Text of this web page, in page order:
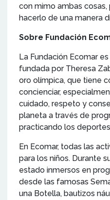
con mimo ambas cosas,
hacerlo de una manera
Sobre Fundación
La Fundación Ecomar
fundada por Theresa
oro olímpica, que tiene
concienciar,
cuidado, respeto y
planeta a través de
practicando los
En Ecomar, todas las
para los niños. Durante
estado inmersos en
desde las famosas
una Botella, bautizos